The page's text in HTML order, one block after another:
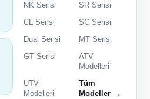
NK Serisi
SR Serisi
CL Serisi
SC Serisi
Dual Serisi
MT Serisi
GT Serisi
ATV
Modelleri
UTV
Modelleri
Tüm
Modeller →